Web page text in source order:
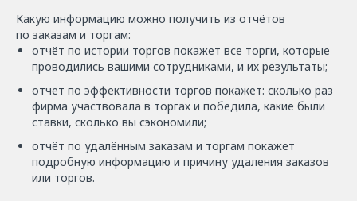
Какую информацию можно получить из отчётов
по заказам и торгам:
отчёт по истории торгов покажет все торги, которые
проводились вашими сотрудниками, и их результаты;
отчёт по эффективности торгов покажет: сколько раз
фирма участвовала в торгах и победила, какие были
ставки, сколько вы сэкономили;
отчёт по удалённым заказам и торгам покажет
подробную информацию и причину удаления заказов
или торгов.